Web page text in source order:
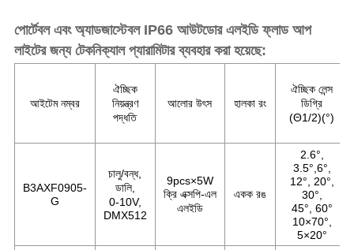
পোর্টেবল এবং অ্যাডজাস্টেবল IP66 আউটডোর এলইডি ফ্লাড আপ
লাইটের জন্য টেকনিক্যাল প্যারামিটার ব্যবহার করা হয়েছে:
আইটেম নম্বর
ঐচ্ছিক
নিয়ন্ত্রণ
পদ্ধতি
আলোর উৎস হালকা রং
ঐচ্ছিক লেন্স
ডিগ্রি
(Θ1/2)(°)
B3AXF0905-
G
চালু/বন্ধ,
ডালি,
0-10V,
DMX512
9pcs×5W
ক্রি এক্সপি-এল
এলইডি
একক রঙ
2.6°,
3.5°,6°,
12°, 20°,
30°,
45°, 60°
10×70°,
5×20°